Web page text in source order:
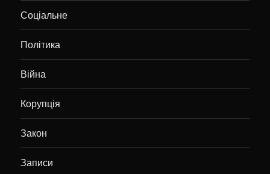
Соціальне
Політика
Війна
Корупція
Закон
Записи